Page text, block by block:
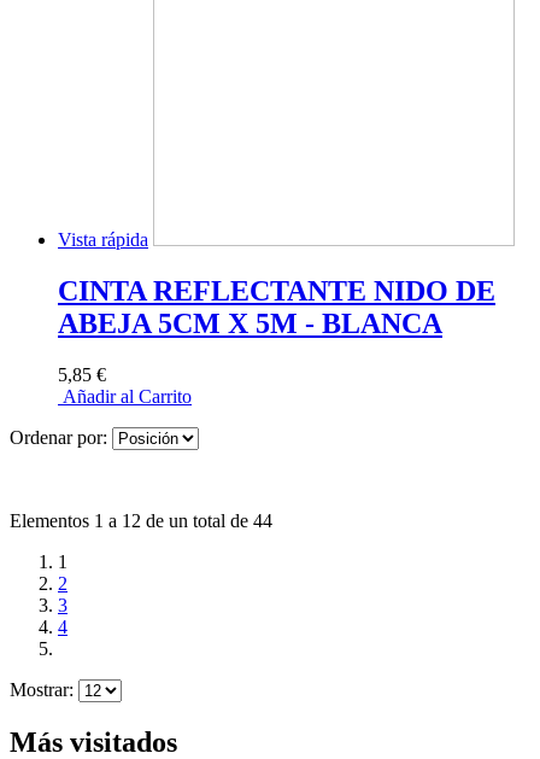
Vista rápida
CINTA REFLECTANTE NIDO DE
ABEJA 5CM X 5M - BLANCA
5,85 €
Añadir al Carrito
Ordenar por:
Elementos 1 a 12 de un total de 44
1
2
3
4
Mostrar:
Más visitados